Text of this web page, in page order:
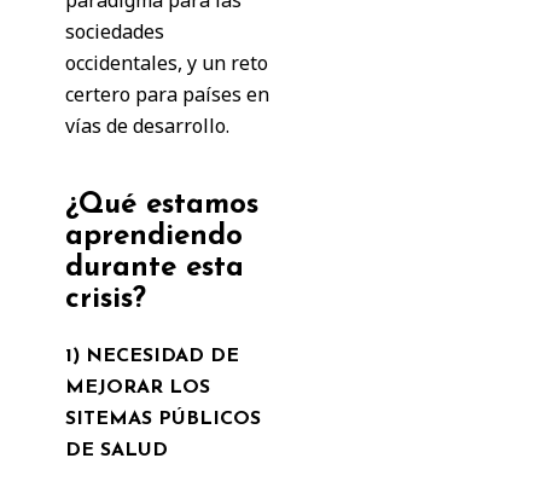
sociedades
occidentales, y un reto
certero para países en
vías de desarrollo.
¿Qué estamos
aprendiendo
durante esta
crisis?
1) NECESIDAD DE
MEJORAR LOS
SITEMAS PÚBLICOS
DE SALUD